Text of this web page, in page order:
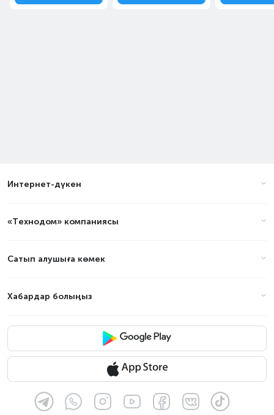
Интернет-дүкен
«Технодом» компаниясы
Сатып алушыға көмек
Хабардар болыңыз